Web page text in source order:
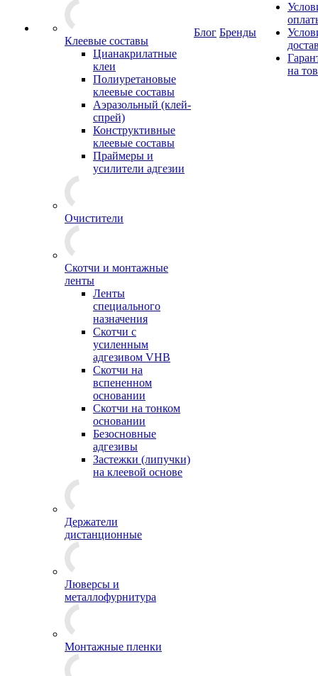
Клеевые составы
Цианакрилатные
клеи
Полиуретановые
клеевые составы
Аэразольный (клей-
спрей)
Конструктивные
клеевые составы
Праймеры и
усилители адгезии
Очистители
Скотчи и монтажные
ленты
Ленты
специального
назначения
Скотчи с
усиленным
адгезивом VHB
Скотчи на
вспененном
основании
Скотчи на тонком
основании
Безосновные
адгезивы
Застежки (липучки)
на клеевой основе
Держатели
дистанционные
Люверсы и
металлофурнитура
Монтажные пленки
Блог Бренды
на